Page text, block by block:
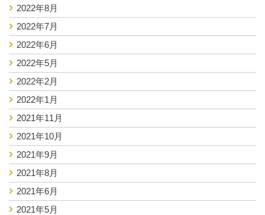
2022年8月
2022年7月
2022年6月
2022年5月
2022年2月
2022年1月
2021年11月
2021年10月
2021年9月
2021年8月
2021年6月
2021年5月